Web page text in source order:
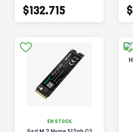
$132.715
EN STOCK